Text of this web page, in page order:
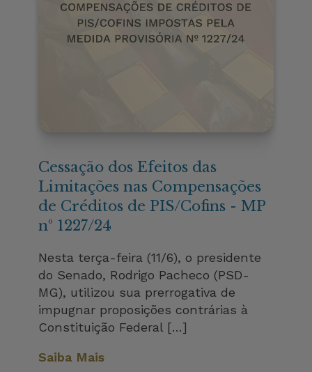
Cessação dos Efeitos das
Limitações nas Compensações
de Créditos de PIS/Cofins - MP
nº 1227/24
Nesta terça-feira (11/6), o presidente
do Senado, Rodrigo Pacheco (PSD-
MG), utilizou sua prerrogativa de
impugnar proposições contrárias à
Constituição Federal […]
Saiba Mais